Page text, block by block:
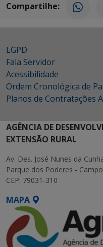
Compartilhe:
LGPD
Fala Servidor
Acessibilidade
Ordem Cronológica de
Planos de Contratações
AGÊNCIA DE
EXTENSÃO RURAL
Av. Des. José Nunes da
Parque dos Poderes -
CEP: 79031-310
MAPA